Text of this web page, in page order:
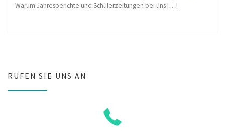
Warum Jahresberichte und Schülerzeitungen bei uns […]
RUFEN SIE UNS AN